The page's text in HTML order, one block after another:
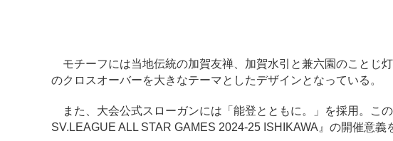
モチーフには当地伝統の加賀友禅、加賀水引と兼六園のことじ
のクロスオーバーを大きなテーマとしたデザインとなっている。
また、大会公式スローガンには「能登とともに。」を採用。こ
SV.LEAGUE ALL STAR GAMES 2024-25 ISHIKAWA』の開催意義